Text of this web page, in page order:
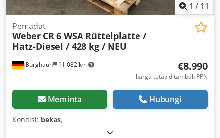
1 / 11
Burghaun 11.082 km
Pemadat
Weber CR 6 WSA Rüttelplatte /
Hatz-Diesel / 428 kg / NEU
€8.990
harga tetap ditambah PPN
Meminta Hubungi
Kondisi: bekas,